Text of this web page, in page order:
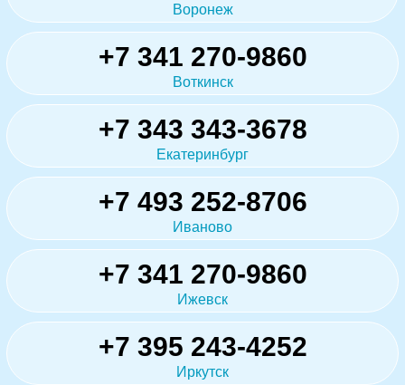
Воронеж
+7 341 270-9860
Воткинск
+7 343 343-3678
Екатеринбург
+7 493 252-8706
Иваново
+7 341 270-9860
Ижевск
+7 395 243-4252
Иркутск